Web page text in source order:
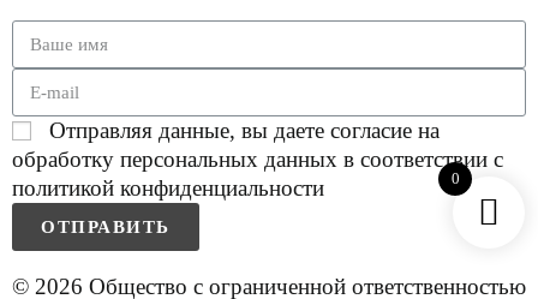
Отправляя данные, вы даете согласие на
обработку персональных данных в соответствии с
политикой конфиденциальности
ОТПРАВИТЬ
© 2026 Общество с ограниченной ответственностью
0